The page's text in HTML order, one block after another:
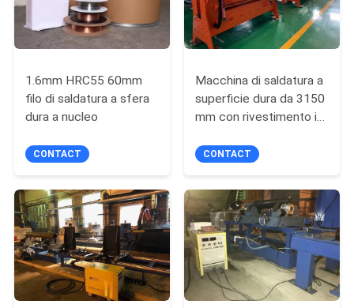
PRIVACY
1.6mm HRC55 60mm
filo di saldatura a sfera
dura a nucleo
CONTACT
Macchina di saldatura a
superficie dura da 3150
mm con rivestimento in
CONTACT